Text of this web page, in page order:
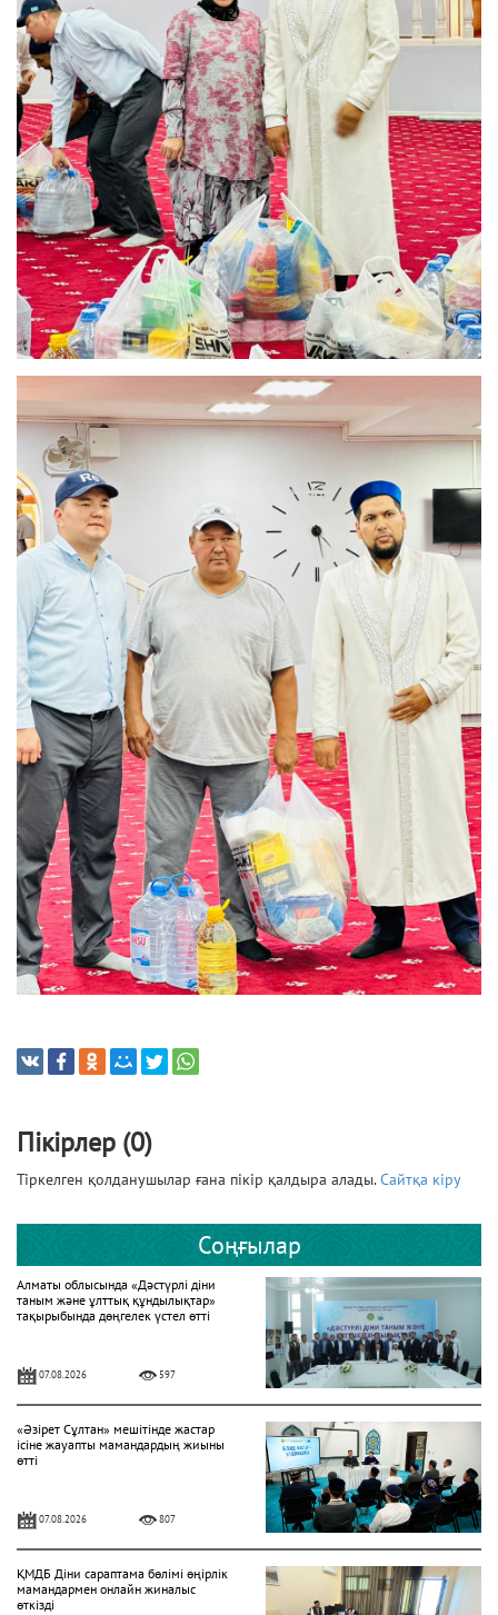
Пікірлер (0)
Тіркелген қолданушылар ғана пікір қалдыра алады.Сайтқа кіру
Соңғылар
Алматы облысында «Дәстүрлі діни
таным және ұлттық құндылықтар»
тақырыбында дөңгелек үстел өтті
07.08.2026 597
«Әзірет Сұлтан» мешітінде жастар
ісіне жауапты мамандардың жиыны
өтті
07.08.2026 807
ҚМДБ Діни сараптама бөлімі өңірлік
мамандармен онлайн жиналыс
өткізді